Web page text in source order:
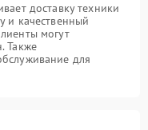
доставку техники
и качественный
могут
Также
для